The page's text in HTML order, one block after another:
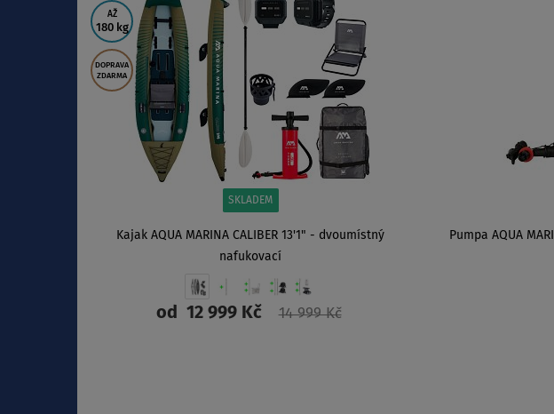
AŽ
180 kg
DOPRAVA
ZDARMA
SKLADEM
Kajak AQUA MARINA CALIBER 13'1" - dvoumístný
nafukovací
od12 999 Kč 14 999 Kč
Pumpa AQUA